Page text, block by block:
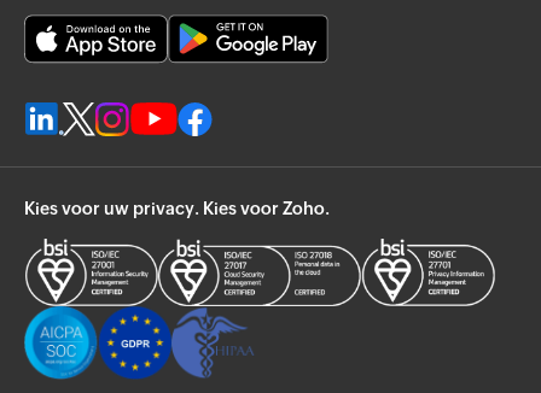
Kies voor uw privacy. Kies voor Zoho.